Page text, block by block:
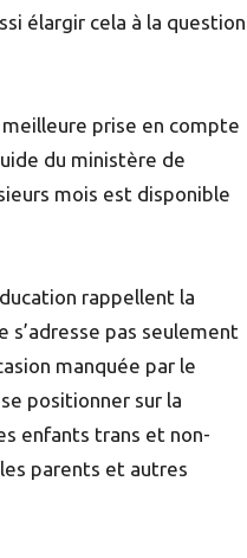
élargir cela à la question
prise en compte
du ministère de
mois est disponible
rappellent la
pas seulement
manquée par le
positionner sur la
enfants trans et non-
parents et autres